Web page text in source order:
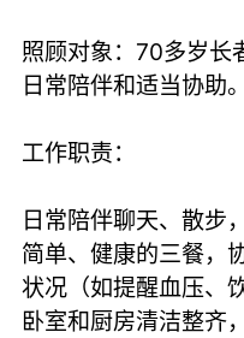
照顾对象：70多岁长
日常陪伴和适当协助。
工作职责：
日常陪伴聊天、散步
简单、健康的三餐，
状况（如提醒血压、
卧室和厨房清洁整齐